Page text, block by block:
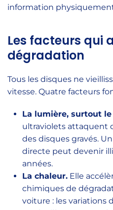
information
Les facteurs qui
dégradation
Tous les disques ne
vitesse. Quatre facteurs
La lumière, surtout le
ultraviolets attaquent
des disques gravés.
directe peut devenir
années.
La chaleur. Elle
chimiques de
voiture : les variations